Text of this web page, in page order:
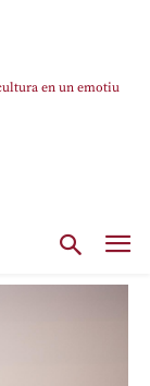
en un emotiu